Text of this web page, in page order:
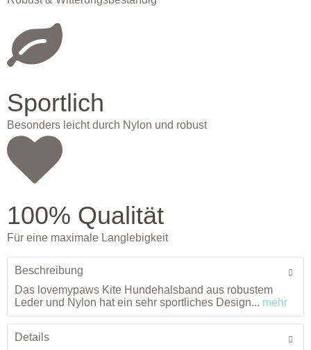
Sportlich
Besonders leicht durch Nylon und robust
100% Qualität
Für eine maximale Langlebigkeit
Beschreibung
Das lovemypaws Kite Hundehalsband aus robustem
Leder und Nylon hat ein sehr sportliches Design... mehr
Details